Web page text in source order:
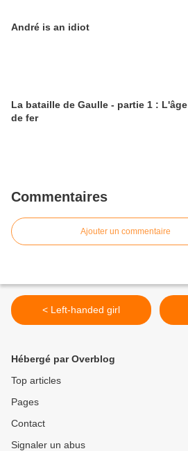
André is an idiot
La bataille de Gaulle - partie 1 : L'âge
de fer
Commentaires
Ajouter un commentaire
< Left-handed girl
Hébergé par Overblog
Top articles
Pages
Contact
Signaler un abus